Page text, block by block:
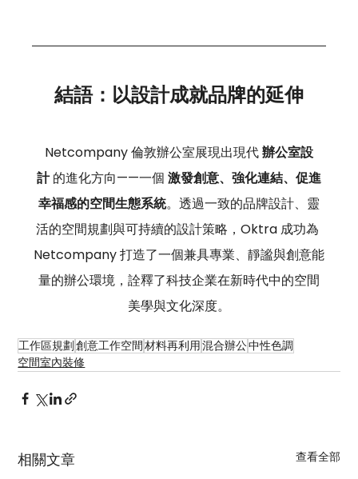
結語：以設計成就品牌的延伸
Netcompany 倫敦辦公室展現出現代 辦公室設
計 的進化方向——一個 激發創意、強化連結、促進
幸福感的空間生態系統。透過一致的品牌設計、靈
活的空間規劃與可持續的設計策略，Oktra 成功為
Netcompany 打造了一個兼具專業、靜謐與創意能
量的辦公環境，詮釋了科技企業在新時代中的空間
美學與文化深度。
工作區規劃創意工作空間材料再利用混合辦公中性色調
空間室內裝修
相關文章 查看全部